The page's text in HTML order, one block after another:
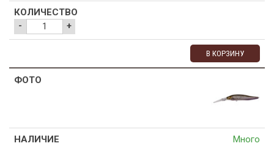
- +
В КОРЗИНУ
Много